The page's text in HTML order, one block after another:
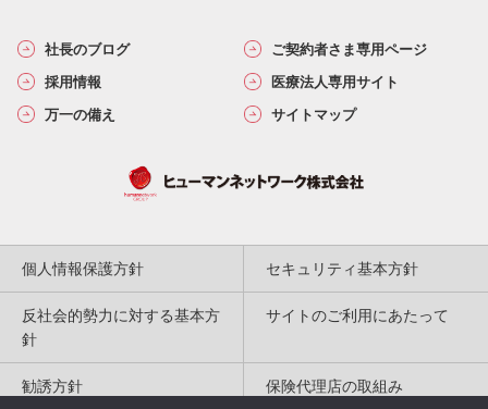
社長のブログ
ご契約者さま専用ページ
採用情報
医療法人専用サイト
万一の備え
サイトマップ
個人情報保護方針 セキュリティ基本方針
反社会的勢力に対する基本方
針
サイトのご利用にあたって
勧誘方針 保険代理店の取組み